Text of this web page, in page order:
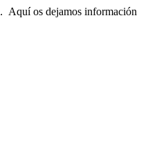
. Aquí os dejamos información